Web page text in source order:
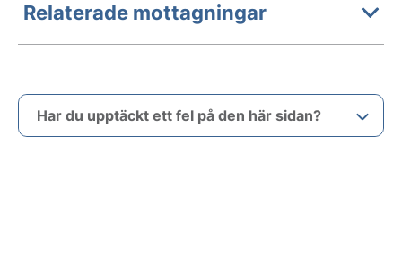
Relaterade mottagningar
Har du upptäckt ett fel på den här sidan?